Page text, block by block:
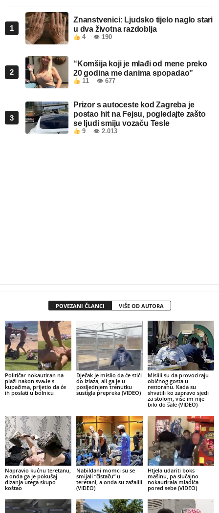
1
Znanstvenici: Ljudsko tijelo naglo stari
u dva životna razdoblja
4 👁 190
2
“Komšija koji je mlađi od mene preko
20 godina me danima spopadao”
11 👁 677
3
Prizor s autoceste kod Zagreba je
postao hit na Fejsu, pogledajte zašto
se ljudi smiju vozaču Tesle
9 👁 2.013
POVEZANI ČLANCI VIŠE OD AUTORA
Političar nokautiran na
plaži nakon svađe s
kupačima, prijetio da će
ih poslati u bolnicu
Dječak je mislio da će stići
do izlaza, ali ga je u
posljednjem trenutku
sustigla prepreka (VIDEO)
Mislili su da provociraju
običnog gosta u
restoranu. Kada su
shvatili ko zapravo sjedi
za stolom, više im nije
bilo do šale (VIDEO)
Napravio kućnu teretanu,
a onda ga je pokušaj
dizanja utega skupo
koštao
Nabildani momci su se
smijali “čistaču” u
teretani, a onda su zažalili
(VIDEO)
Htjela udariti boks
mašinu, pa slučajno
nokautirala mladića
pored sebe (VIDEO)